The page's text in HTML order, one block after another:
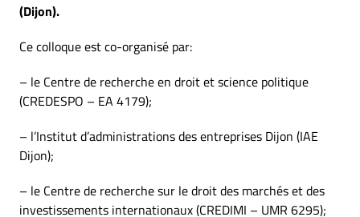
(Dijon).
Ce colloque est co-organisé par:
– le Centre de recherche en droit et science politique
(CREDESPO – EA 4179);
– l’Institut d’administrations des entreprises Dijon (IAE
Dijon);
– le Centre de recherche sur le droit des marchés et des
investissements internationaux (CREDIMI – UMR 6295);